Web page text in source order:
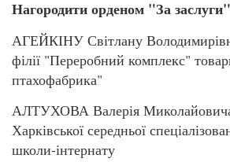
Нагородити орденом "За заслуги"
АГЕЙКІНУ Світлану
філії "Переробний комплекс"
птахофабрика"
АЛТУХОВА Валерія
Харківської середньої
школи-інтернату